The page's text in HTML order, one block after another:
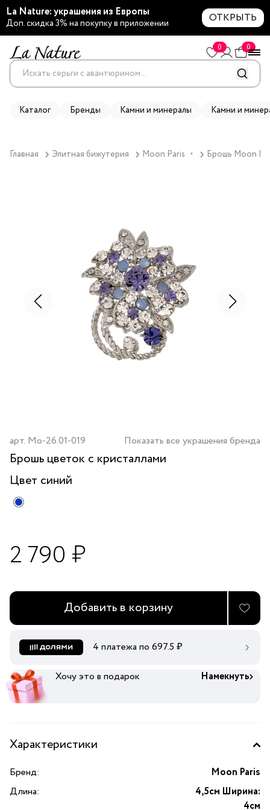
La Nature: украшения из Европы
Доп. скидка 3% на покупку в приложении ОТКРЫТЬ
0 0
Каталог Бренды Камни и минералы Камни и
Главная Элитная бижутерия Moon Paris ▼ Брошь Moon
арт. Mo-26.01-019 Показать все украшения бренда
Брошь цветок с кристаллами
Цвет синий
2 790 ₽
Добавить в корзину
4 платежа по 697.5 ₽
Хочу это в подарок Намекнуть
Характеристики
Бренд:
Moon Paris
Длина:
4,5см Ширина:
4см